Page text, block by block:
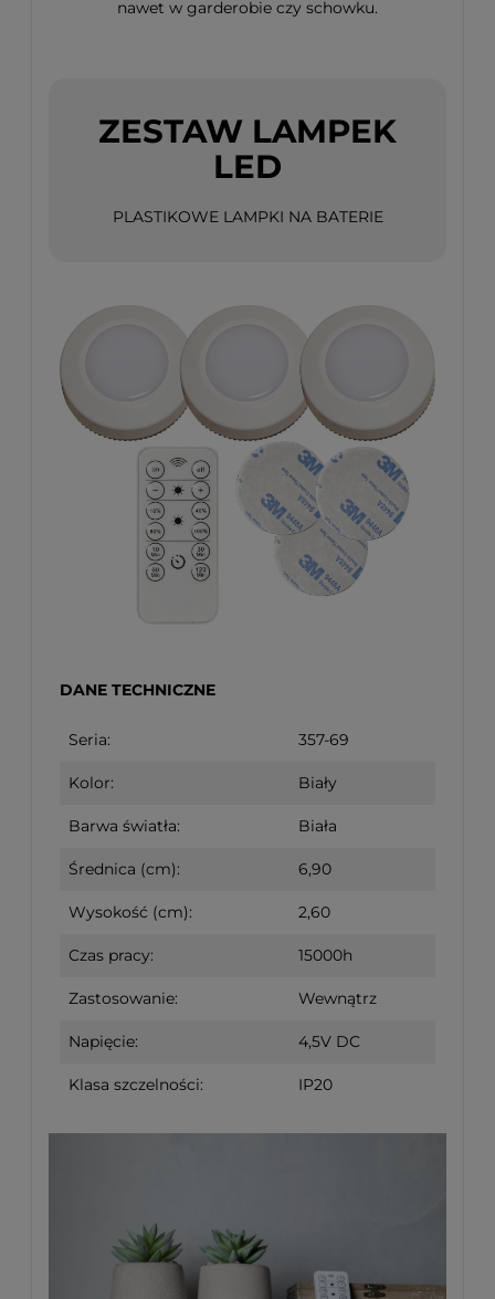
nawet w garderobie czy schowku.
ZESTAW LAMPEK
LED
PLASTIKOWE LAMPKI NA BATERIE
DANE TECHNICZNE
Seria: 357-69
Kolor: Biały
Barwa światła: Biała
Średnica (cm): 6,90
Wysokość (cm): 2,60
Czas pracy: 15000h
Zastosowanie: Wewnątrz
Napięcie: 4,5V DC
Klasa szczelności: IP20